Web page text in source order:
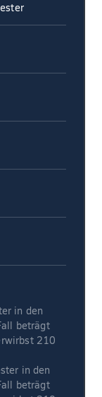
in den
beträgt
210
in den
beträgt